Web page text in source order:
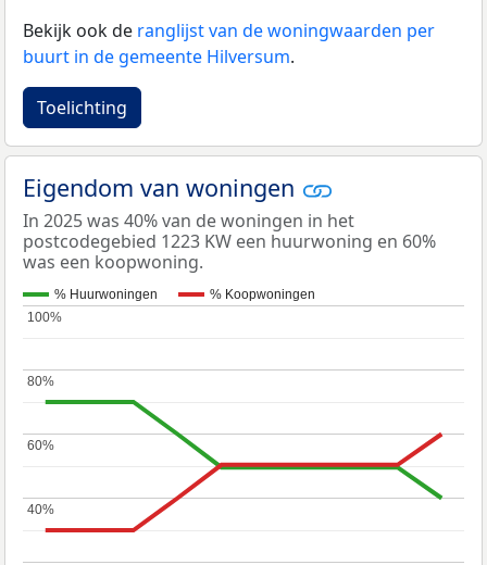
Bekijk ook de ranglijst van de woningwaarden per
buurt in de gemeente Hilversum.
Toelichting
Eigendom van woningen
In 2025 was 40% van de woningen in het
postcodegebied 1223 KW een huurwoning en 60%
was een koopwoning.
% Huurwoningen % Koopwoningen
40%
40%
60%
60%
80%
80%
100%
100%